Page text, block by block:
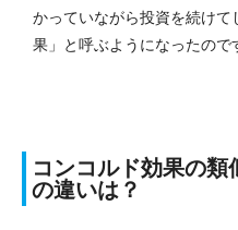
かっていながら投資を続け
果」と呼ぶようになったので
コンコルド効果の類
の違いは？